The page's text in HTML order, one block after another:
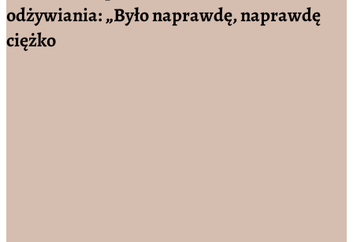
odżywiania: „Było naprawdę, naprawdę
ciężko